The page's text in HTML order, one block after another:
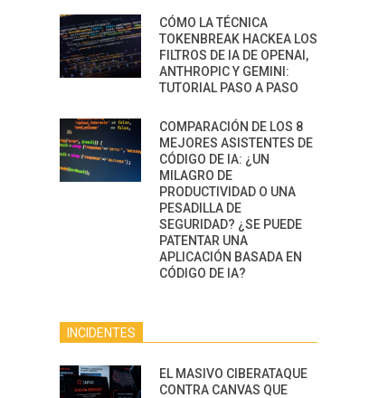
CÓMO LA TÉCNICA
TOKENBREAK HACKEA LOS
FILTROS DE IA DE OPENAI,
ANTHROPIC Y GEMINI:
TUTORIAL PASO A PASO
COMPARACIÓN DE LOS 8
MEJORES ASISTENTES DE
CÓDIGO DE IA: ¿UN
MILAGRO DE
PRODUCTIVIDAD O UNA
PESADILLA DE
SEGURIDAD? ¿SE PUEDE
PATENTAR UNA
APLICACIÓN BASADA EN
CÓDIGO DE IA?
INCIDENTES
EL MASIVO CIBERATAQUE
CONTRA CANVAS QUE